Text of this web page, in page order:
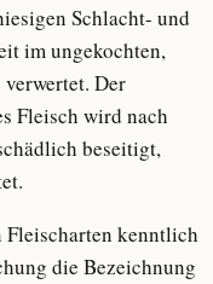
Schlacht- und
im ungekochten,
Der
Fleisch wird nach
beseitigt,
Fleischarten kenntlich
die Bezeichnung